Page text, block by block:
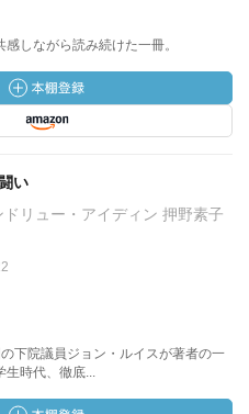
しながら読み続けた一冊。
い
リュー・アイディン 押野素子
下院議員ジョン・ルイスが著者の一
生時代、徹底...